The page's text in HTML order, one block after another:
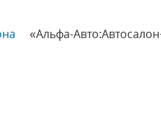
«Альфа-